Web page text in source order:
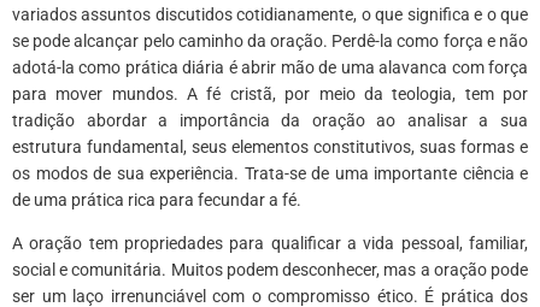
variados assuntos discutidos cotidianamente, o que significa e o que
se pode alcançar pelo caminho da oração. Perdê-la como força e não
adotá-la como prática diária é abrir mão de uma alavanca com força
para mover mundos. A fé cristã, por meio da teologia, tem por
tradição abordar a importância da oração ao analisar a sua
estrutura fundamental, seus elementos constitutivos, suas formas e
os modos de sua experiência. Trata-se de uma importante ciência e
de uma prática rica para fecundar a fé.
A oração tem propriedades para qualificar a vida pessoal, familiar,
social e comunitária. Muitos podem desconhecer, mas a oração pode
ser um laço irrenunciável com o compromisso ético. É prática dos